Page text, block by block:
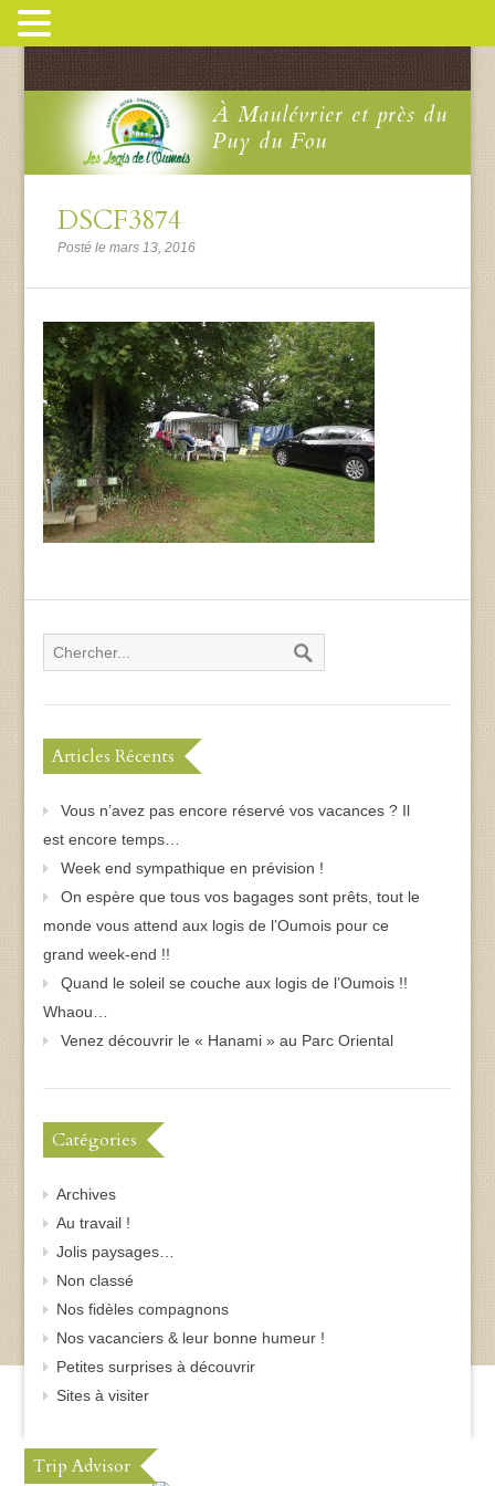
À Maulévrier et près du
Puy du Fou
DSCF3874
Posté le mars 13, 2016
Articles Récents
Vous n’avez pas encore réservé vos vacances ? Il
est encore temps…
Week end sympathique en prévision !
On espère que tous vos bagages sont prêts, tout le
monde vous attend aux logis de l’Oumois pour ce
grand week-end !!
Quand le soleil se couche aux logis de l’Oumois !!
Whaou…
Venez découvrir le « Hanami » au Parc Oriental
Catégories
Archives
Au travail !
Jolis paysages…
Non classé
Nos fidèles compagnons
Nos vacanciers & leur bonne humeur !
Petites surprises à découvrir
Sites à visiter
Trip Advisor